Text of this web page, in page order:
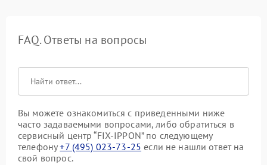
FAQ. Ответы на вопросы
Вы можете ознакомиться с приведенными ниже
часто задаваемыми вопросами, либо обратиться в
сервисный центр “FIX-IPPON” по следующему
телефону+7 (495) 023-73-25 если не нашли ответ на
свой вопрос.